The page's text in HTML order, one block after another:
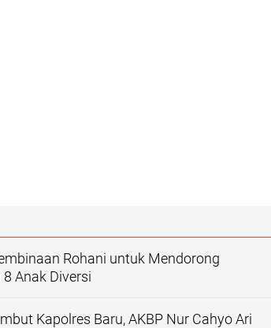
Rohani untuk Mendorong
Anak Diversi
Kapolres Baru, AKBP Nur Cahyo Ari